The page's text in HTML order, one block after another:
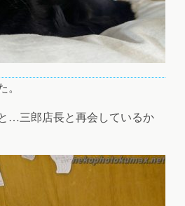
…三郎店長と再会しているか